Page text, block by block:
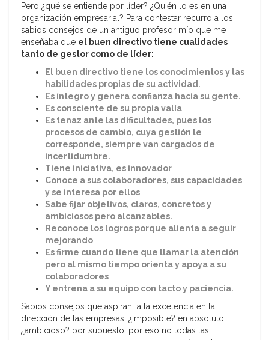
Pero ¿qué se entiende por líder? ¿Quién lo es en una
organización empresarial? Para contestar recurro a los
sabios consejos de un antiguo profesor mío que me
enseñaba que el buen directivo tiene cualidades
tanto de gestor como de líder:
El buen directivo tiene los conocimientos y las
habilidades propias de su actividad.
Es íntegro y genera confianza hacia su gente.
Es consciente de su propia valía
Es tenaz ante las dificultades, pues los
procesos de cambio, cuya gestión le
corresponde, siempre van cargados de
incertidumbre.
Tiene iniciativa, es innovador
Conoce a sus colaboradores, sus capacidades
y se interesa por ellos
Sabe fijar objetivos, claros, concretos y
ambiciosos pero alcanzables.
Reconoce los logros porque alienta a seguir
mejorando
Es firme cuando tiene que llamar la atención
pero al mismo tiempo orienta y apoya a su
colaboradores
Y entrena a su equipo con tacto y paciencia.
Sabios consejos que aspiran a la excelencia en la
dirección de las empresas, ¿imposible? en absoluto,
¿ambicioso? por supuesto, por eso no todas las